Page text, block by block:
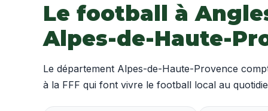
Le football à
Alpes-de-Haute-
Le département Alpes-de-Haute-Provence
à la FFF qui font vivre le football local au